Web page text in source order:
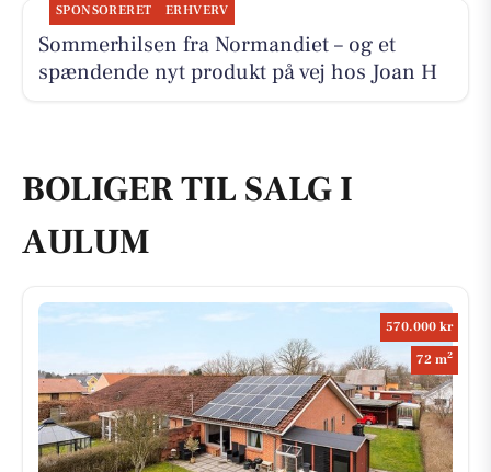
SPONSORERET ERHVERV
Sommerhilsen fra Normandiet – og et
spændende nyt produkt på vej hos Joan H
BOLIGER TIL SALG I
AULUM
570.000 kr
72 m2